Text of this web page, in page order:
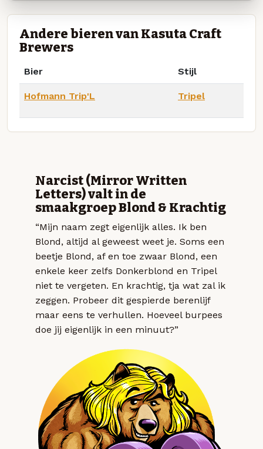
Andere bieren van Kasuta Craft
Brewers
Bier Stijl
Hofmann Trip'L Tripel
Narcist (Mirror Written
Letters) valt in de
smaakgroep Blond & Krachtig
“Mijn naam zegt eigenlijk alles. Ik ben
Blond, altijd al geweest weet je. Soms een
beetje Blond, af en toe zwaar Blond, een
enkele keer zelfs Donkerblond en Tripel
niet te vergeten. En krachtig, tja wat zal ik
zeggen. Probeer dit gespierde berenlijf
maar eens te verhullen. Hoeveel burpees
doe jij eigenlijk in een minuut?”